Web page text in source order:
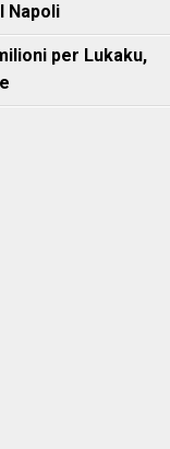
Napoli
per Lukaku,